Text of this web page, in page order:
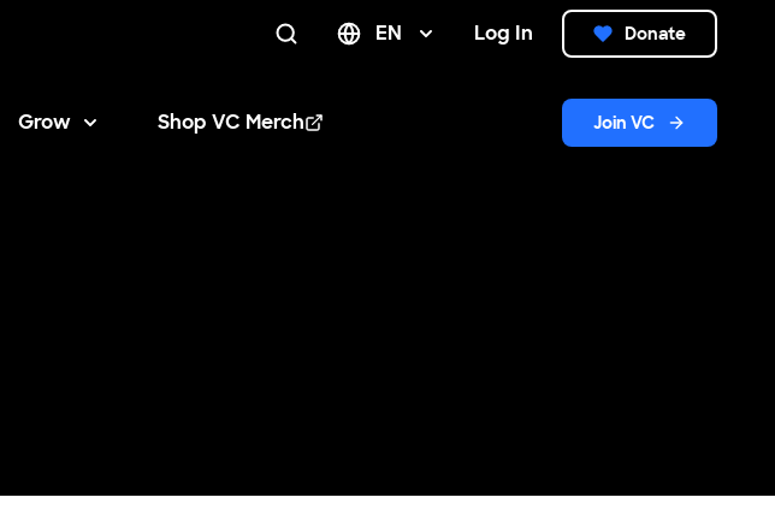
EN Log In Donate
Grow Shop VC Merch
Opens in new window Join VC